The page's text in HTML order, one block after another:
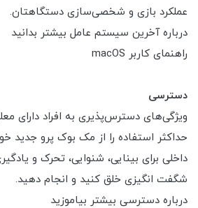
عملکرد بازی و شخصی‌سازی دستگاهتان.
درباره آخرین سیستم عامل بیشتر بدانید
راهنمای کاربر macOS
دسترسی
ویژگی‌های دسترس‌پذیری به افراد دارای
حداکثر استفاده را از مک بوک پرو جدید
داخلی برای بینایی، شنوایی، تحرک و
شگفت انگیزی خلق کنید و انجام دهید.
درباره دسترسی بیشتر بیاموزید